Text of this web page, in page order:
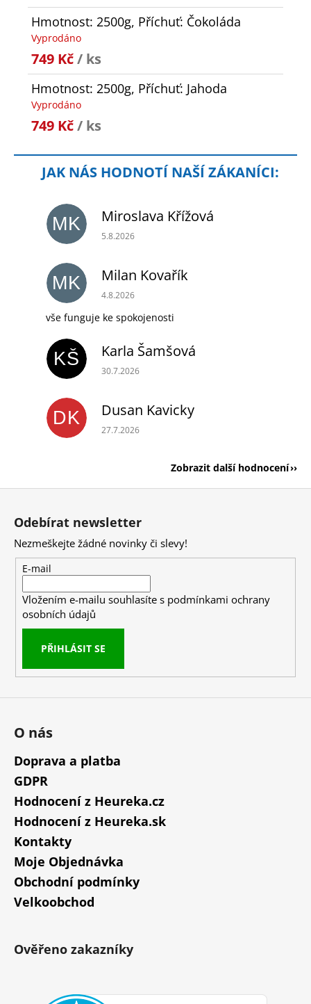
Hmotnost: 2500g, Příchuť: Čokoláda
Vyprodáno
749 Kč/ ks
Hmotnost: 2500g, Příchuť: Jahoda
Vyprodáno
749 Kč/ ks
MK Miroslava Křížová
Hodnocení obchodu je 5 z 5 hvězdiček.
5.8.2026
MK Milan Kovařík
Hodnocení obchodu je 5 z 5 hvězdiček.
4.8.2026
vše funguje ke spokojenosti
KŠ Karla Šamšová
Hodnocení obchodu je 5 z 5 hvězdiček.
30.7.2026
DK Dusan Kavicky
Hodnocení obchodu je 5 z 5 hvězdiček.
27.7.2026
Zobrazit další hodnocení
Odebírat newsletter
Nezmeškejte žádné novinky či slevy!
E-mail
Vložením e-mailu souhlasíte s podmínkami ochrany
osobních údajů
PŘIHLÁSIT SE
O nás
Doprava a platba
GDPR
Hodnocení z Heureka.cz
Hodnocení z Heureka.sk
Kontakty
Moje Objednávka
Obchodní podmínky
Velkoobchod
Ověřeno zakazníky